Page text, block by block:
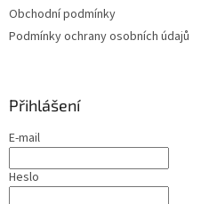
Obchodní podmínky
Podmínky ochrany osobních údajů
Přihlášení
E-mail
Heslo